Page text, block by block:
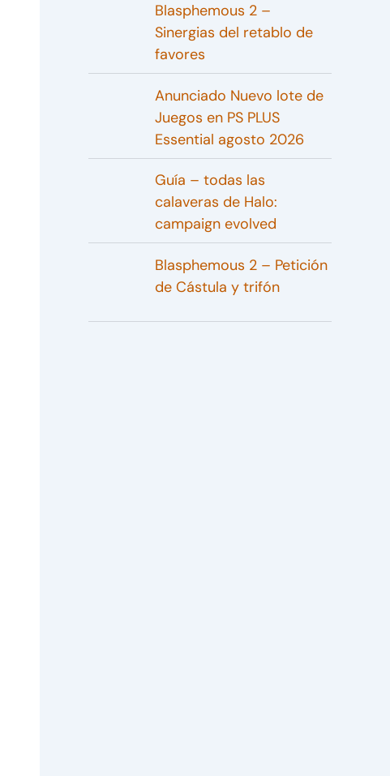
Blasphemous 2 –
Sinergias del retablo de
favores
Anunciado Nuevo lote de
Juegos en PS PLUS
Essential agosto 2026
Guía – todas las
calaveras de Halo:
campaign evolved
Blasphemous 2 – Petición
de Cástula y trifón